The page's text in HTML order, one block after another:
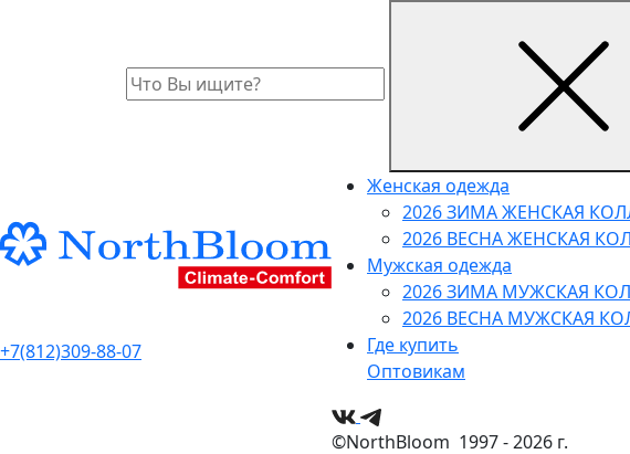
+7(812)309-88-07
Женская одежда
2026 ЗИМА ЖЕНСКАЯ
2026 ВЕСНА ЖЕНСКАЯ
Мужская одежда
2026 ЗИМА МУЖСКАЯ
2026 ВЕСНА МУЖСКАЯ
Где купить
Оптовикам
©NorthBloom 1997 - 2026 г.